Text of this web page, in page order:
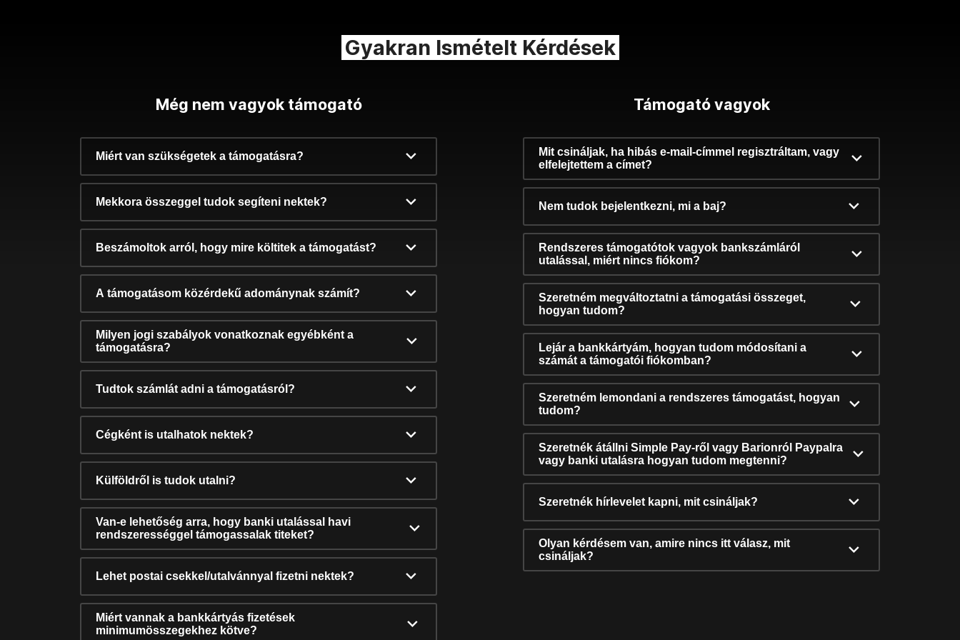
Gyakran Ismételt Kérdések
Még nem vagyok támogató
Miért van szükségetek a támogatásra?
Mekkora összeggel tudok segíteni nektek?
Beszámoltok arról, hogy mire költitek a támogatást?
A támogatásom közérdekű adománynak számít?
Milyen jogi szabályok vonatkoznak egyébként a
támogatásra?
Tudtok számlát adni a támogatásról?
Cégként is utalhatok nektek?
Külföldről is tudok utalni?
Van-e lehetőség arra, hogy banki utalással havi
rendszerességgel támogassalak titeket?
Lehet postai csekkel/utalvánnyal fizetni nektek?
Miért vannak a bankkártyás fizetések
minimumösszegekhez kötve?
Támogató vagyok
Mit csináljak, ha hibás e-mail-címmel regisztráltam, vagy
elfelejtettem a címet?
Nem tudok bejelentkezni, mi a baj?
Rendszeres támogatótok vagyok bankszámláról
utalással, miért nincs fiókom?
Szeretném megváltoztatni a támogatási összeget,
hogyan tudom?
Lejár a bankkártyám, hogyan tudom módosítani a
számát a támogatói fiókomban?
Szeretném lemondani a rendszeres támogatást, hogyan
tudom?
Szeretnék átállni Simple Pay-ről vagy Barionról Paypalra
vagy banki utalásra hogyan tudom megtenni?
Szeretnék hírlevelet kapni, mit csináljak?
Olyan kérdésem van, amire nincs itt válasz, mit
csináljak?